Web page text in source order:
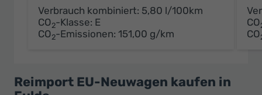
Verbrauch kombiniert: 5,80 l/100km
CO2-Klasse: E
CO2-Emissionen: 151,00 g/km
CO
CO
Reimport EU-Neuwagen kaufen in